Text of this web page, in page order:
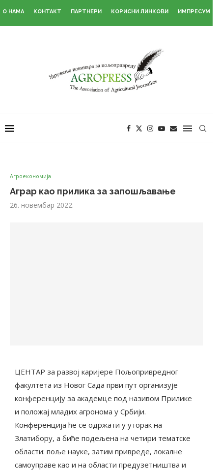
О НАМА КОНТАКТ ПАРТНЕРИ КОРИСНИ ЛИНКОВИ ИМПРЕСУМ
Агроекономија
Аграр као прилика за запошљавање
26. новембар 2022.
ЦЕНТАР за развој каријере Пољопривредног
факултета из Новог Сада први пут организује
конференцију за академце под називом Прилике
и положај младих агронома у Србији.
Конференција ће се одржати у уторак на
Златибору, а биће подељена на четири тематске
области: поље науке, затим привреде, локалне
самоуправе као и на области предузетништва и